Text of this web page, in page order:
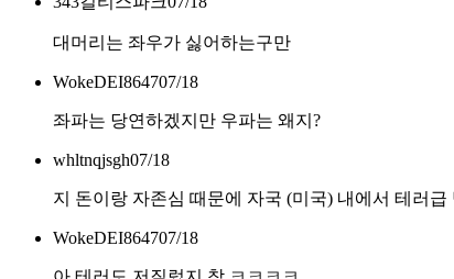
대머리는 좌우가 싫어하는구만
WokeDEI864707/18
좌파는 당연하겠지만 우파는 왜지?
whltnqjsgh07/18
지 돈이랑 자존심 때문에 자국 (미국) 내에서 테러
WokeDEI864707/18